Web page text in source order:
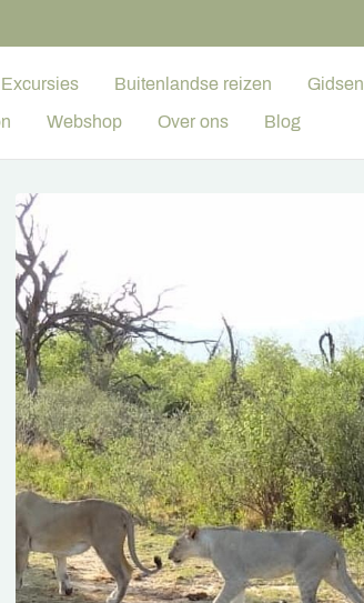
Excursies Buitenlandse reizen Gidsen
Webshop Over ons Blog